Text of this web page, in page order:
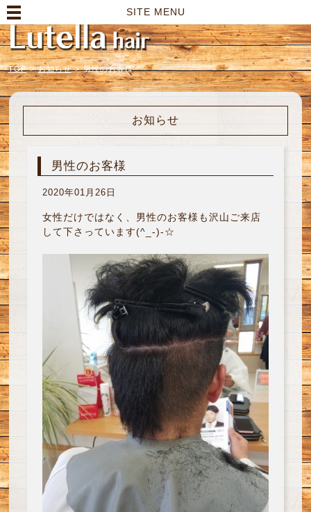
SITE MENU
TOP > お知らせ > 男性のお客様
お知らせ
男性のお客様
2020年01月26日
女性だけではなく、男性のお客様も沢山ご来店
して下さっています(^_-)-☆